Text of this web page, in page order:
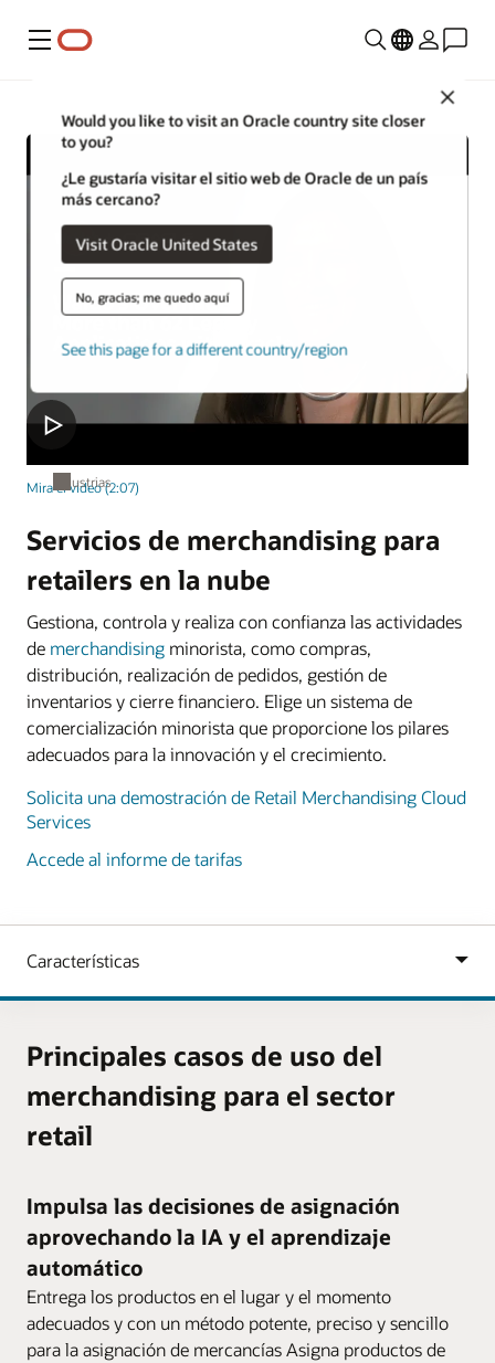
Menú
Close
Would you like to visit an Oracle country site closer
to you?
¿Le gustaría visitar el sitio web de Oracle de un país
más cercano?
Visit Oracle United States
No, gracias; me quedo aquí
See this page for a different country/region
Industrias
Servicios de merchandising para
retailers en la nube
Mira el video (2:07)
Gestiona, controla y realiza con confianza las actividades
de merchandising minorista, como compras,
distribución, realización de pedidos, gestión de
inventarios y cierre financiero. Elige un sistema de
comercialización minorista que proporcione los pilares
adecuados para la innovación y el crecimiento.
Solicita una demostración de Retail Merchandising Cloud
Services
Accede al informe de tarifas
Principales casos de uso del
merchandising para el sector
retail
Impulsa las decisiones de asignación
aprovechando la IA y el aprendizaje
automático
Entrega los productos en el lugar y el momento
adecuados y con un método potente, preciso y sencillo
para la asignación de mercancías Asigna productos de